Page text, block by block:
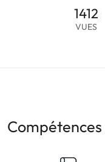
1412
VUES